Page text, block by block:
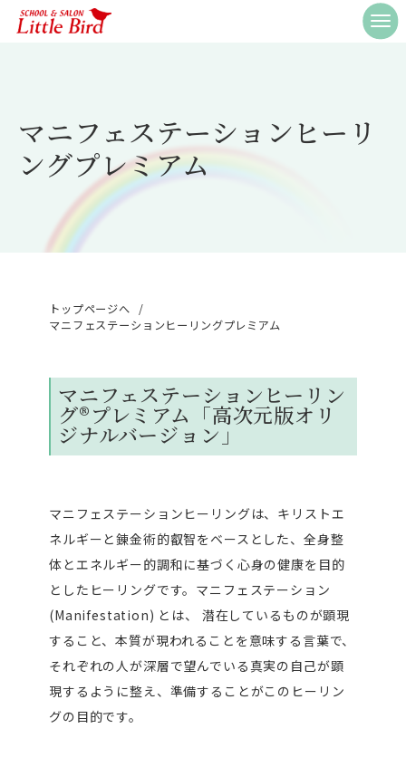
マニフェステーションヒーリ
ングプレミアム
トップページへ
/
マニフェステーションヒーリングプレミアム
マニフェステーションヒーリン
グ®プレミアム「高次元版オリ
ジナルバージョン」
マニフェステーションヒーリングは、キリストエ
ネルギーと錬金術的叡智をベースとした、全身整
体とエネルギー的調和に基づく心身の健康を目的
としたヒーリングです。マニフェステーション
(Manifestation) とは、 潜在しているものが顕現
すること、本質が現われることを意味する言葉で、
それぞれの人が深層で望んでいる真実の自己が顕
現するように整え、準備することがこのヒーリン
グの目的です。